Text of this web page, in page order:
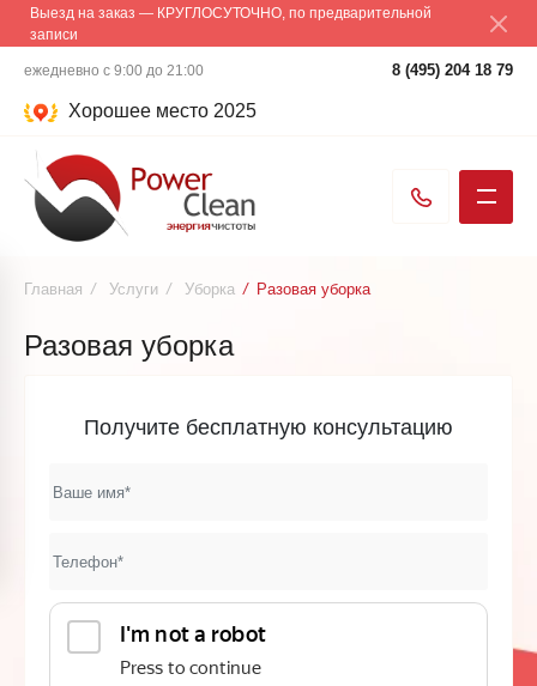
Выезд на заказ — КРУГЛОСУТОЧНО, по предварительной
записи
ежедневно с 9:00 до 21:00 8 (495) 204 18 79
Хорошее место 2025
Главная / Услуги / Уборка / Разовая уборка
Разовая уборка
Получите бесплатную консультацию